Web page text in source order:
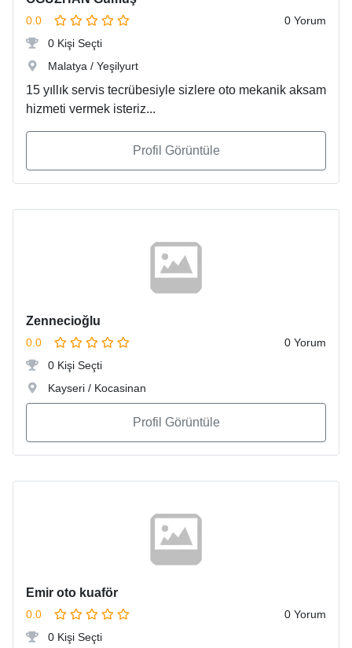
0.0
0 Yorum
0 Kişi Seçti
Malatya / Yeşilyurt
15 yıllık servis tecrübesiyle sizlere oto mekanik aksam
hizmeti vermek isteriz...
Profil Görüntüle
Zennecioğlu
0.0
0 Yorum
0 Kişi Seçti
Kayseri / Kocasinan
Profil Görüntüle
Emir oto kuaför
0.0
0 Yorum
0 Kişi Seçti